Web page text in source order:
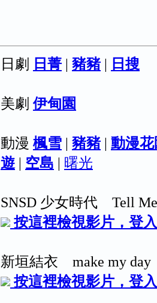
日劇 日菁 | 豬豬 | 日搜
美劇伊甸園
動漫 楓雪 | 豬豬 | 動漫
遊 | 空島 | 曙光
SNSD 少女時代 Tell
按這裡檢視影片，登
新垣結衣 make my day
按這裡檢視影片，登